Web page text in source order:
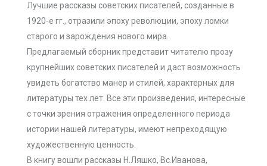
Лучшие рассказы советских писателей, созданные в
1920-е гг., отразили эпоху революции, эпоху ломки
старого и зарождения нового мира.
Предлагаемый сборник представит читателю прозу
крупнейших советских писателей и даст возможность
увидеть богатство манер и стилей, характерных для
литературы тех лет. Все эти произведения, интересные
с точки зрения отражения определенного периода
истории нашей литературы, имеют непреходящую
художественную ценность.
В книгу вошли рассказы Н.Ляшко, Вс.Иванова,